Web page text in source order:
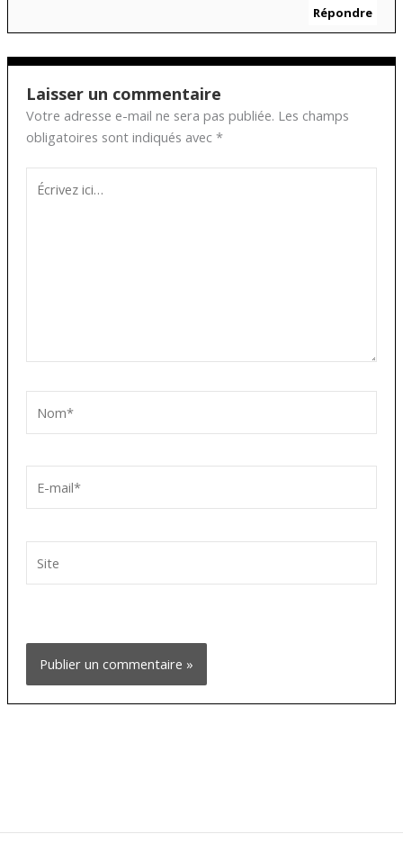
Répondre
Laisser un commentaire
Votre adresse e-mail ne sera pas publiée. Les champs
obligatoires sont indiqués avec *
Écrivez
ici…
mail*